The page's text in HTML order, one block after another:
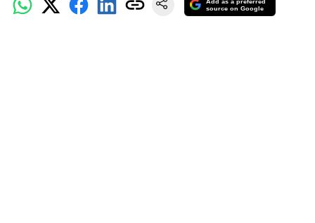
Add as a preferred
source on Google